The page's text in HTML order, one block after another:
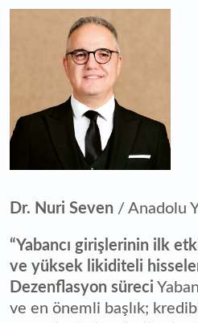
Dr. Nuri Seven / Anadolu
“Yabancı girişlerinin ilk
ve yüksek likiditeli
Dezenflasyon süreci
ve en önemli başlık;